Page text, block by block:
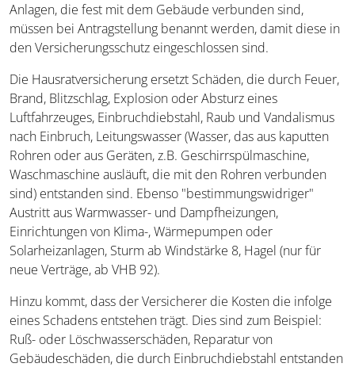
Anlagen, die fest mit dem Gebäude verbunden sind,
müssen bei Antragstellung benannt werden, damit diese in
den Versicherungsschutz eingeschlossen sind.
Die Hausratversicherung ersetzt Schäden, die durch Feuer,
Brand, Blitzschlag, Explosion oder Absturz eines
Luftfahrzeuges, Einbruchdiebstahl, Raub und Vandalismus
nach Einbruch, Leitungswasser (Wasser, das aus kaputten
Rohren oder aus Geräten, z.B. Geschirrspülmaschine,
Waschmaschine ausläuft, die mit den Rohren verbunden
sind) entstanden sind. Ebenso "bestimmungswidriger"
Austritt aus Warmwasser- und Dampfheizungen,
Einrichtungen von Klima-, Wärmepumpen oder
Solarheizanlagen, Sturm ab Windstärke 8, Hagel (nur für
neue Verträge, ab VHB 92).
Hinzu kommt, dass der Versicherer die Kosten die infolge
eines Schadens entstehen trägt. Dies sind zum Beispiel:
Ruß- oder Löschwasserschäden, Reparatur von
Gebäudeschäden, die durch Einbruchdiebstahl entstanden